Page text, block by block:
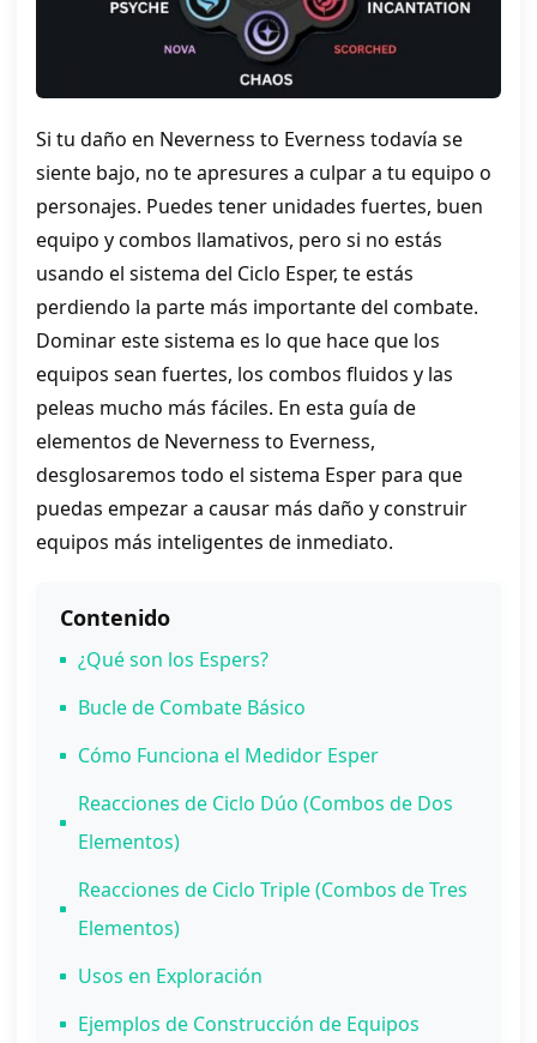
Si tu daño en Neverness to Everness todavía se
siente bajo, no te apresures a culpar a tu equipo o
personajes. Puedes tener unidades fuertes, buen
equipo y combos llamativos, pero si no estás
usando el sistema del Ciclo Esper, te estás
perdiendo la parte más importante del combate.
Dominar este sistema es lo que hace que los
equipos sean fuertes, los combos fluidos y las
peleas mucho más fáciles. En esta guía de
elementos de Neverness to Everness,
desglosaremos todo el sistema Esper para que
puedas empezar a causar más daño y construir
equipos más inteligentes de inmediato.
Contenido
¿Qué son los Espers?
Bucle de Combate Básico
Cómo Funciona el Medidor Esper
Reacciones de Ciclo Dúo (Combos de Dos
Elementos)
Reacciones de Ciclo Triple (Combos de Tres
Elementos)
Usos en Exploración
Ejemplos de Construcción de Equipos